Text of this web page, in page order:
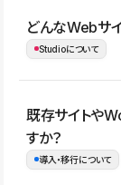
どんなWebサ
Studioについて
コーポレートサ
グ・メディア、
ォリオなど幅広
既存サイトや
すか？
導入・移行について